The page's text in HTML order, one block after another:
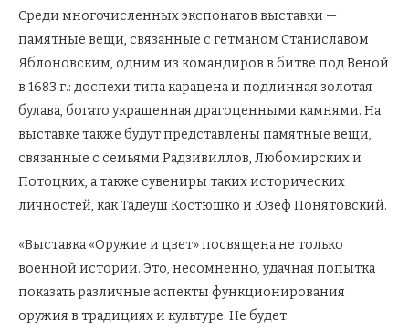
Среди многочисленных экспонатов выставки —
памятные вещи, связанные с гетманом Станиславом
Яблоновским, одним из командиров в битве под Веной
в 1683 г.: доспехи типа карацена и подлинная золотая
булава, богато украшенная драгоценными камнями. На
выставке также будут представлены памятные вещи,
связанные с семьями Радзивиллов, Любомирских и
Потоцких, а также сувениры таких исторических
личностей, как Тадеуш Костюшко и Юзеф Понятовский.
«Выставка «Оружие и цвет» посвящена не только
военной истории. Это, несомненно, удачная попытка
показать различные аспекты функционирования
оружия в традициях и культуре. Не будет